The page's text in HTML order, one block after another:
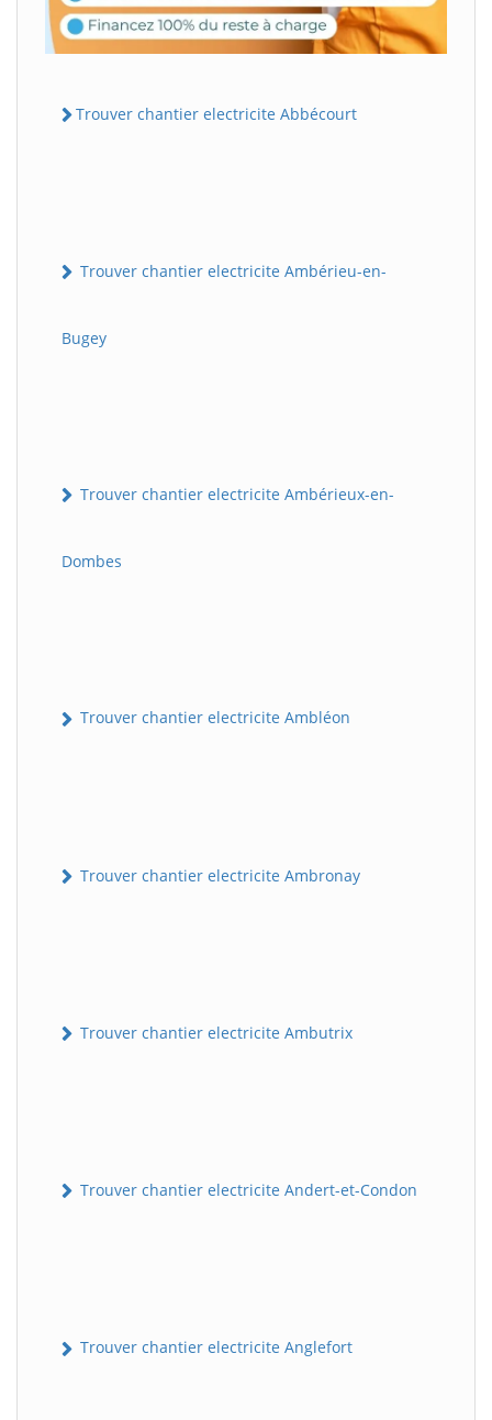
Trouver chantier electricite Abbécourt
Trouver chantier electricite Ambérieu-en-
Bugey
Trouver chantier electricite Ambérieux-en-
Dombes
Trouver chantier electricite Ambléon
Trouver chantier electricite Ambronay
Trouver chantier electricite Ambutrix
Trouver chantier electricite Andert-et-Condon
Trouver chantier electricite Anglefort